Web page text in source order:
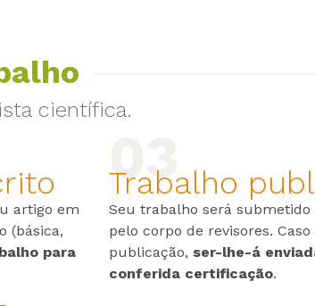
científica.
artigo em
(básica,
para
Trabalho
Seu trabalho será submetido
pelo corpo de revisores.
publicação, ser-lhe-á
conferida certificação.